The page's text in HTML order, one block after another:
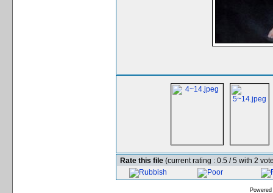
Rate this file (current rating : 0.5 / 5 with 2